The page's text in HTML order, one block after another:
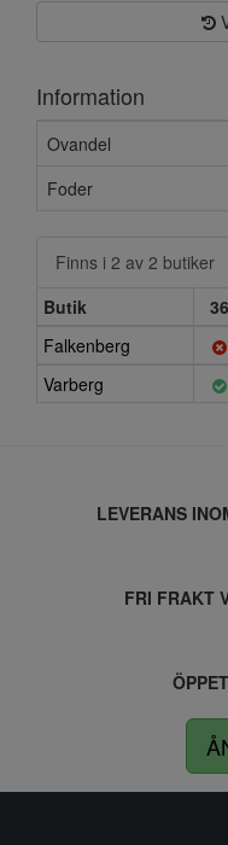
Information
Ovandel
Foder
Finns i 2 av 2 butiker
Butik
36
Falkenberg
Varberg
LEVERANS
FRI FRAKT